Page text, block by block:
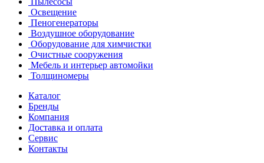
Освещение
Пеногенераторы
Воздушное оборудование
Оборудование для химчистки
Очистные сооружения
Мебель и интерьер автомойки
Толщиномеры
Каталог
Бренды
Компания
Доставка и оплата
Сервис
Контакты